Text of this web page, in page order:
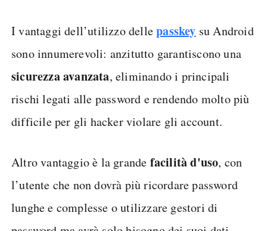
I vantaggi dell’utilizzo dellepasskey su Android
sono innumerevoli: anzitutto garantiscono una
sicurezzaavanzata, eliminando i principali
rischi legati alle password e rendendo molto più
difficile per gli hacker violare gli account.
Altro vantaggio è la grande facilitàd'uso, con
l’utente che non dovrà più ricordare password
lunghe e complesse o utilizzare gestori di